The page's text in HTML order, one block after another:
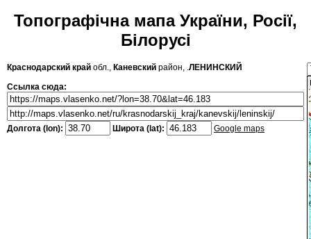
Топографічна мапа України, Росії,
Білорусі
Краснодарский край обл., Каневский район, .ЛЕНИНСКИЙ
Ссылка сюда:
Долгота (lon): Широта (lat): Google maps